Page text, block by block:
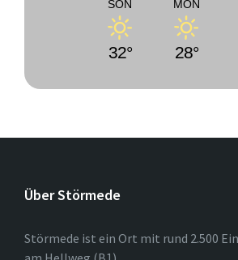
SON
32°
MON
28°
Über Störmede
Störmede ist ein Ort mit rund 2.500